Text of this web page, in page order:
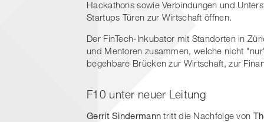
Hackathons sowie Verbindungen und
Startups Türen zur Wirtschaft öffnen.
Der FinTech-Inkubator mit Standorten in
und Mentoren zusammen, welche nicht
begehbare Brücken zur Wirtschaft, zur
F10 unter neuer Leitung
Gerrit Sindermann tritt die Nachfolge von